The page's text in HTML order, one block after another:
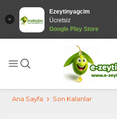
Ezeytinyagcim
Ücretsiz
Google Play Store
Ana Sayfa Son Kalanlar